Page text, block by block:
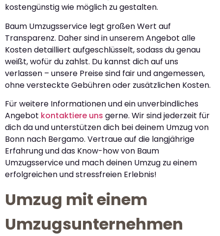
kostengünstig wie möglich zu gestalten.
Baum Umzugsservice legt großen Wert auf
Transparenz. Daher sind in unserem Angebot alle
Kosten detailliert aufgeschlüsselt, sodass du genau
weißt, wofür du zahlst. Du kannst dich auf uns
verlassen – unsere Preise sind fair und angemessen,
ohne versteckte Gebühren oder zusätzlichen Kosten.
Für weitere Informationen und ein unverbindliches
Angebot kontaktiere uns gerne. Wir sind jederzeit für
dich da und unterstützen dich bei deinem Umzug von
Bonn nach Bergamo. Vertraue auf die langjährige
Erfahrung und das Know-how von Baum
Umzugsservice und mach deinen Umzug zu einem
erfolgreichen und stressfreien Erlebnis!
Umzug mit einem
Umzugsunternehmen